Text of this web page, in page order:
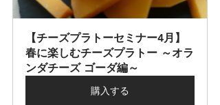
【チーズプラトーセミナー4月】
春に楽しむチーズプラトー ～オラ
ンダチーズ ゴーダ編～
購入する